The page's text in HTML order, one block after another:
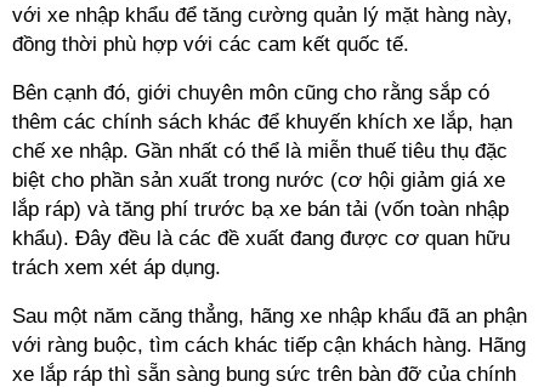
với xe nhập khẩu để tăng cường quản lý mặt hàng này,
đồng thời phù hợp với các cam kết quốc tế.
Bên cạnh đó, giới chuyên môn cũng cho rằng sắp có
thêm các chính sách khác để khuyến khích xe lắp, hạn
chế xe nhập. Gần nhất có thể là miễn thuế tiêu thụ đặc
biệt cho phần sản xuất trong nước (cơ hội giảm giá xe
lắp ráp) và tăng phí trước bạ xe bán tải (vốn toàn nhập
khẩu). Đây đều là các đề xuất đang được cơ quan hữu
trách xem xét áp dụng.
Sau một năm căng thẳng, hãng xe nhập khẩu đã an phận
với ràng buộc, tìm cách khác tiếp cận khách hàng. Hãng
xe lắp ráp thì sẵn sàng bung sức trên bàn đỡ của chính